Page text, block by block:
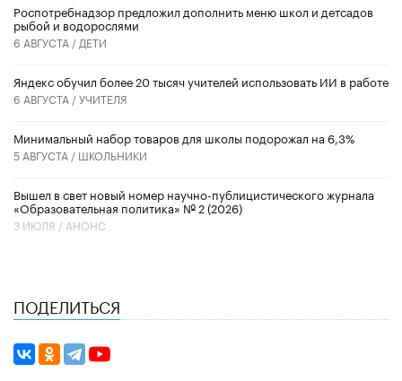
Роспотребнадзор предложил дополнить меню школ и детсадов
рыбой и водорослями
6 АВГУСТА / ДЕТИ
​Яндекс обучил более 20 тысяч учителей использовать ИИ в работе
6 АВГУСТА /УЧИТЕЛЯ
Минимальный набор товаров для школы подорожал на 6,3%
5 АВГУСТА / ШКОЛЬНИКИ
Вышел в свет новый номер научно-публицистического журнала
«Образовательная политика» № 2 (2026)
3 ИЮЛЯ / АНОНС
ПОДЕЛИТЬСЯ